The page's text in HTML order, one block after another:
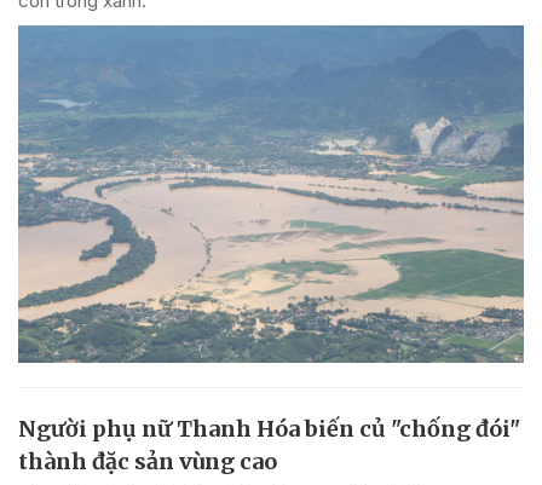
Người phụ nữ Thanh Hóa biến củ "chống đói"
thành đặc sản vùng cao